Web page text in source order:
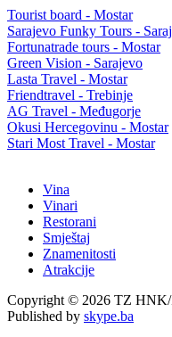
Tourist board - Mostar
Sarajevo Funky Tours -
Fortunatrade tours - Mostar
Green Vision - Sarajevo
Lasta Travel - Mostar
Friendtravel - Trebinje
AG Travel - Međugorje
Okusi Hercegovinu - Mostar
Stari Most Travel - Mostar
Vina
Vinari
Restorani
Smještaj
Znamenitosti
Atrakcije
Copyright © 2026 TZ HNK/
Published by skype.ba